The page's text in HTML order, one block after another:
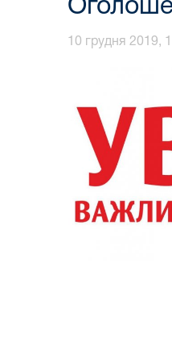
10 грудня 2019,